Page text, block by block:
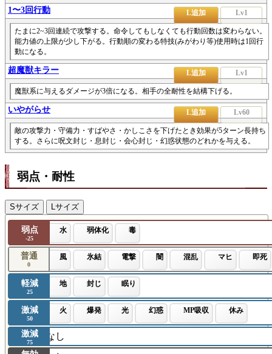
1〜3回行動 L追加 Lv1
たまに2~3回連続で攻撃する。命令してもしなくても行動回数は変わらない。
能力値の上限が少し下がる。行動順の変わる特技(みがわり等)使用時は1回行
動になる。
超魔獣キラー L追加 Lv1
魔獣系に与えるダメージが3倍になる。相手の全耐性を結構下げる。
いやがらせ L追加 Lv60
敵の攻撃力・守備力・すばやさ・かしこさを下げたとき効果が5ターン長持ち
する。さらに呪文封じ・息封じ・会心封じ・幻惑状態のどれかを与える。
弱点・耐性
Sサイズ Lサイズ
弱点
-25
水 弱体化 毒
普通
0
風 氷結 電撃 闇 混乱 マヒ 即死
軽減
25
地 封じ 眠り
激減
50
火 爆発 光 幻惑 MP吸収 休み
激減
75
なし